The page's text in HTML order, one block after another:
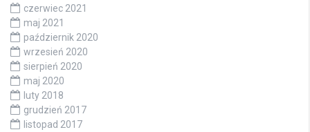
czerwiec 2021
maj 2021
październik 2020
wrzesień 2020
sierpień 2020
maj 2020
luty 2018
grudzień 2017
listopad 2017